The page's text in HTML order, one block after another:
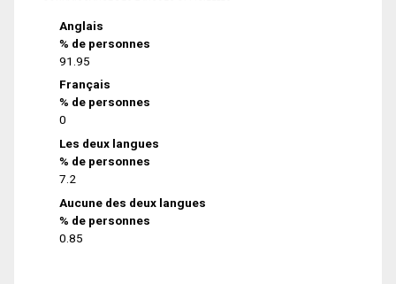
Anglais
% de personnes
91.95
Français
% de personnes
0
Les deux langues
% de personnes
7.2
Aucune des deux langues
% de personnes
0.85